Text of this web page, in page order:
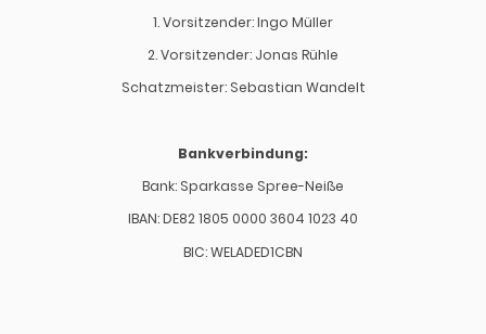
1. Vorsitzender: Ingo Müller
2. Vorsitzender: Jonas Rühle
Schatzmeister: Sebastian Wandelt
Bankverbindung:
Bank: Sparkasse Spree-Neiße
IBAN: DE82 1805 0000 3604 1023 40
BIC: WELADED1CBN